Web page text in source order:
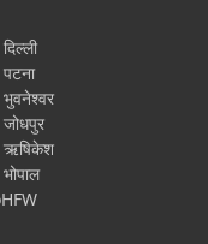
भुवनेश्वर
जोधपुर
ऋषिकेश